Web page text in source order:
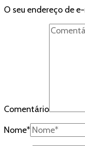
O seu endereço de
Comentário
Nome*